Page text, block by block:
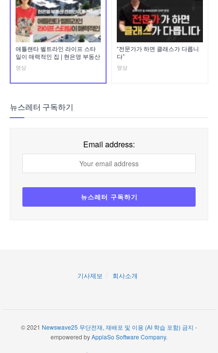
애틀랜타 벨트라인 라이프 스타
일이 매력적인 집 | 현은영 부동산
영상
“전문가가 하면 클래스가 다릅니
다”
영상
뉴스레터 구독하기
Email address:
기사제보 회사소개
© 2021 Newswave25 무단전재, 재배포 및 이용 (AI 학습 포함) 금지 -
empowered byApplaSo Software Company.